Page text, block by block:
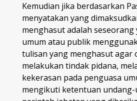
Kemudian jika berdasarkan
menyatakan yang
menghasut adalah seseorang
umum atau publik
tulisan yang menghasut agar
melakukan tindak pidana,
kekerasan pada penguasa
mengikuti ketentuan